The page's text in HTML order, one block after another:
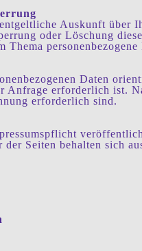
Auskunft über
oder Löschung
Daten
Anfrage erforderlich ist.
erforderlich sind.
Seiten behalten sich